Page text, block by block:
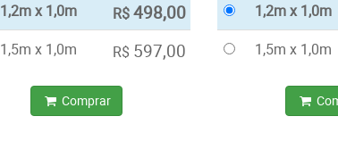
1,2m x 1,0m R$498,00
1,5m x 1,0m R$ 597,00
Comprar
1,2m x 1,0m
1,5m x 1,0m